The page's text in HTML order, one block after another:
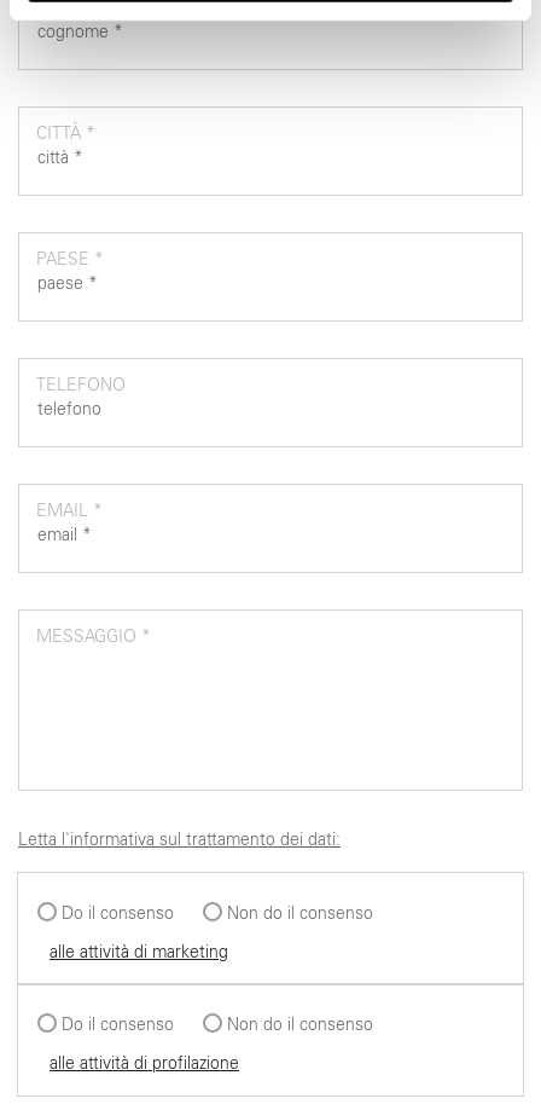
nostri partner che si occupano di analisi dei dati web,
raccolto dal suo utilizzo dei loro servizi.
COGNOME *
CITTÀ *
PAESE *
TELEFONO
EMAIL *
MESSAGGIO *
Letta l'informativa sul trattamento dei dati:
Do il consenso
Non do il consenso
alle attività di marketing
Do il consenso
Non do il consenso
alle attività di profilazione